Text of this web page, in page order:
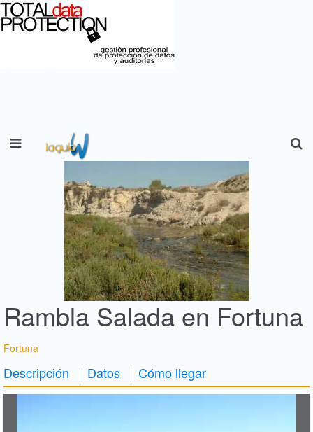
Rambla Salada en Fortuna
Fortuna
Descripción Datos Cómo llegar